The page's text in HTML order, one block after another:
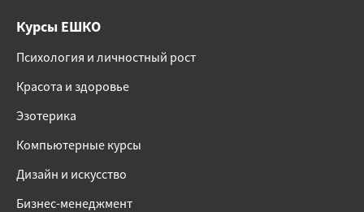
Курсы ЕШКО
Психология и личностный рост
Красота и здоровье
Эзотерика
Компьютерные курсы
Дизайн и искусство
Бизнес-менеджмент